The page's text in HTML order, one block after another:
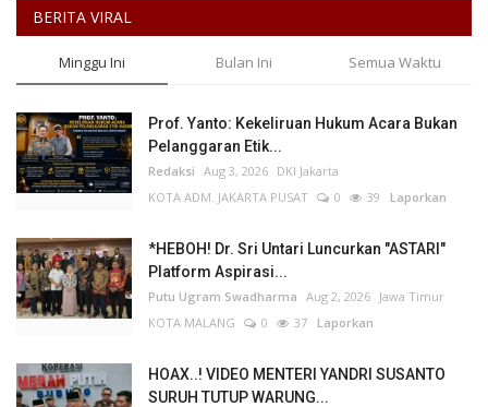
BERITA VIRAL
Minggu Ini Bulan Ini Semua Waktu
Prof. Yanto: Kekeliruan Hukum Acara Bukan
Pelanggaran Etik...
Redaksi Aug 3, 2026 DKI Jakarta
KOTA ADM. JAKARTA PUSAT
0 39 Laporkan
*HEBOH! Dr. Sri Untari Luncurkan "ASTARI"
Platform Aspirasi...
Putu Ugram Swadharma Aug 2, 2026 Jawa Timur
KOTA MALANG
0 37 Laporkan
HOAX..! VIDEO MENTERI YANDRI SUSANTO
SURUH TUTUP WARUNG...